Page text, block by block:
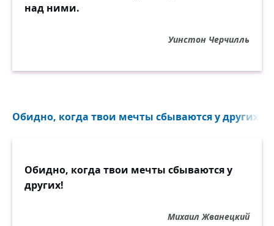
над ними.
Уинстон Черчилль
Обидно, когда твои мечты сбываются у других!..
Обидно, когда твои мечты сбываются у
других!
Михаил Жванецкий